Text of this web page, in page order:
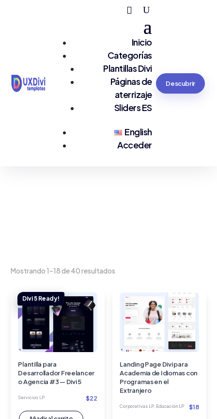
Inicio
Categorías
Plantillas Divi
Páginas de
aterrizaje
Sliders ES
English
Acceder
Descubrir
Mostrando 1–18 de 40 resultados
Plantilla para
Desarrollador Freelancer
o Agencia #3 — Divi 5
Servicios LP $22
Landing Page Divi para
Academia de Idiomas con
Programas en el
Extranjero
Corporativas LP, Educación LP $18